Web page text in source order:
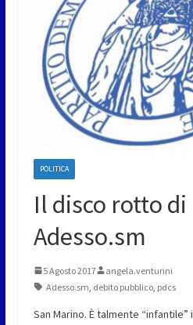
POLITICA
Il disco rotto di
Adesso.sm
5 Agosto 2017
angela.venturini
Adesso.sm debito pubblico, pdcs
San Marino. È talmente